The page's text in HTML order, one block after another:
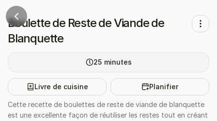
Boulette de Reste de Viande de
Blanquette
25 minutes
Livre de cuisine Planifier
Cette recette de boulettes de reste de viande de blanquette
est une excellente façon de réutiliser les restes tout en créant